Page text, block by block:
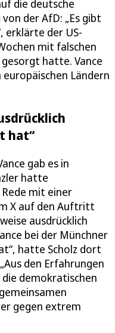
die deutsche
der AfD: „Es gibt
erklärte der US-
mit falschen
hatte. Vance
Ländern
hat“
gab es in
hatte
mit einer
X auf den Auftritt
ausdrücklich
bei der Münchner
hatte Scholz dort
den Erfahrungen
demokratischen
gegen extrem